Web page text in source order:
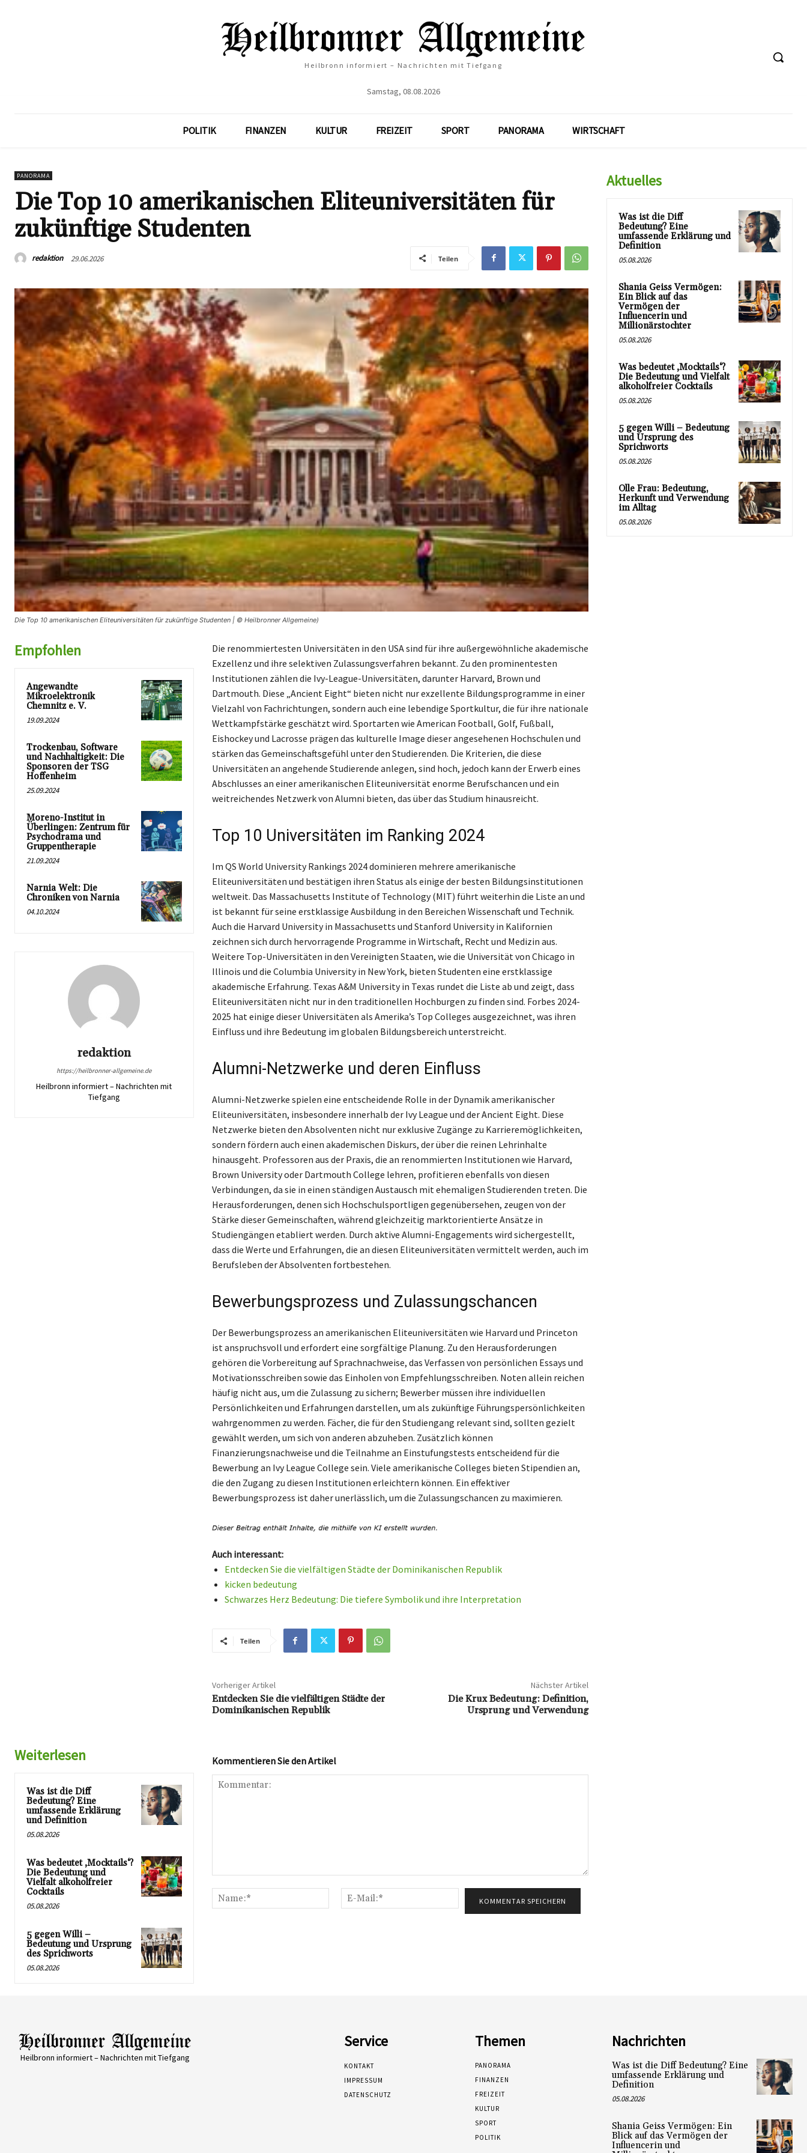
Heilbronn informiert – Nachrichten mit Tiefgang
Samstag, 08.08.2026
POLITIK FINANZEN KULTUR FREIZEIT SPORT PANORAMA WIRTSCHAFT
PANORAMA
Die Top 10 amerikanischen Eliteuniversitäten für
zukünftige Studenten
redaktion 29.06.2026 Teilen
Die Top 10 amerikanischen Eliteuniversitäten für zukünftige Studenten | © Heilbronner Allgemeine)
Empfohlen
Angewandte
Mikroelektronik
Chemnitz e. V.
19.09.2024
Trockenbau, Software
und Nachhaltigkeit: Die
Sponsoren der TSG
Hoffenheim
25.09.2024
Moreno-Institut in
Überlingen: Zentrum für
Psychodrama und
Gruppentherapie
21.09.2024
Narnia Welt: Die
Chroniken von Narnia
04.10.2024
redaktion
https://heilbronner-allgemeine.de
Heilbronn informiert – Nachrichten mit
Tiefgang
Die renommiertesten Universitäten in den USA sind für ihre außergewöhnliche akademische
Exzellenz und ihre selektiven Zulassungsverfahren bekannt. Zu den prominentesten
Institutionen zählen die Ivy-League-Universitäten, darunter Harvard, Brown und
Dartmouth. Diese „Ancient Eight“ bieten nicht nur exzellente Bildungsprogramme in einer
Vielzahl von Fachrichtungen, sondern auch eine lebendige Sportkultur, die für ihre nationale
Wettkampfstärke geschätzt wird. Sportarten wie American Football, Golf, Fußball,
Eishockey und Lacrosse prägen das kulturelle Image dieser angesehenen Hochschulen und
stärken das Gemeinschaftsgefühl unter den Studierenden. Die Kriterien, die diese
Universitäten an angehende Studierende anlegen, sind hoch, jedoch kann der Erwerb eines
Abschlusses an einer amerikanischen Eliteuniversität enorme Berufschancen und ein
weitreichendes Netzwerk von Alumni bieten, das über das Studium hinausreicht.
Top 10 Universitäten im Ranking 2024
Im QS World University Rankings 2024 dominieren mehrere amerikanische
Eliteuniversitäten und bestätigen ihren Status als einige der besten Bildungsinstitutionen
weltweit. Das Massachusetts Institute of Technology (MIT) führt weiterhin die Liste an und
ist bekannt für seine erstklassige Ausbildung in den Bereichen Wissenschaft und Technik.
Auch die Harvard University in Massachusetts und Stanford University in Kalifornien
zeichnen sich durch hervorragende Programme in Wirtschaft, Recht und Medizin aus.
Weitere Top-Universitäten in den Vereinigten Staaten, wie die Universität von Chicago in
Illinois und die Columbia University in New York, bieten Studenten eine erstklassige
akademische Erfahrung. Texas A&M University in Texas rundet die Liste ab und zeigt, dass
Eliteuniversitäten nicht nur in den traditionellen Hochburgen zu finden sind. Forbes 2024-
2025 hat einige dieser Universitäten als Amerika’s Top Colleges ausgezeichnet, was ihren
Einfluss und ihre Bedeutung im globalen Bildungsbereich unterstreicht.
Alumni-Netzwerke und deren Einfluss
Alumni-Netzwerke spielen eine entscheidende Rolle in der Dynamik amerikanischer
Eliteuniversitäten, insbesondere innerhalb der Ivy League und der Ancient Eight. Diese
Netzwerke bieten den Absolventen nicht nur exklusive Zugänge zu Karrieremöglichkeiten,
sondern fördern auch einen akademischen Diskurs, der über die reinen Lehrinhalte
hinausgeht. Professoren aus der Praxis, die an renommierten Institutionen wie Harvard,
Brown University oder Dartmouth College lehren, profitieren ebenfalls von diesen
Verbindungen, da sie in einen ständigen Austausch mit ehemaligen Studierenden treten. Die
Herausforderungen, denen sich Hochschulsportligen gegenübersehen, zeugen von der
Stärke dieser Gemeinschaften, während gleichzeitig marktorientierte Ansätze in
Studiengängen etabliert werden. Durch aktive Alumni-Engagements wird sichergestellt,
dass die Werte und Erfahrungen, die an diesen Eliteuniversitäten vermittelt werden, auch im
Berufsleben der Absolventen fortbestehen.
Bewerbungsprozess und Zulassungschancen
Der Bewerbungsprozess an amerikanischen Eliteuniversitäten wie Harvard und Princeton
ist anspruchsvoll und erfordert eine sorgfältige Planung. Zu den Herausforderungen
gehören die Vorbereitung auf Sprachnachweise, das Verfassen von persönlichen Essays und
Motivationsschreiben sowie das Einholen von Empfehlungsschreiben. Noten allein reichen
häufig nicht aus, um die Zulassung zu sichern; Bewerber müssen ihre individuellen
Persönlichkeiten und Erfahrungen darstellen, um als zukünftige Führungspersönlichkeiten
wahrgenommen zu werden. Fächer, die für den Studiengang relevant sind, sollten gezielt
gewählt werden, um sich von anderen abzuheben. Zusätzlich können
Finanzierungsnachweise und die Teilnahme an Einstufungstests entscheidend für die
Bewerbung an Ivy League College sein. Viele amerikanische Colleges bieten Stipendien an,
die den Zugang zu diesen Institutionen erleichtern können. Ein effektiver
Bewerbungsprozess ist daher unerlässlich, um die Zulassungschancen zu maximieren.
Auch interessant:
Entdecken Sie die vielfältigen Städte der Dominikanischen Republik
kicken bedeutung
Schwarzes Herz Bedeutung: Die tiefere Symbolik und ihre Interpretation
Teilen
Vorheriger Artikel
Entdecken Sie die vielfältigen Städte der
Dominikanischen Republik
Nächster Artikel
Die Krux Bedeutung: Definition,
Ursprung und Verwendung
Weiterlesen
Was ist die Diff
Bedeutung? Eine
umfassende Erklärung
und Definition
05.08.2026
Was bedeutet ‚Mocktails‘?
Die Bedeutung und
Vielfalt alkoholfreier
Cocktails
05.08.2026
5 gegen Willi –
Bedeutung und Ursprung
des Sprichworts
05.08.2026
Kommentieren Sie den Artikel
Name:*
Mail:*
Aktuelles
Was ist die Diff
Bedeutung? Eine
umfassende Erklärung und
Definition
05.08.2026
Shania Geiss Vermögen:
Ein Blick auf das
Vermögen der
Influencerin und
Millionärstochter
05.08.2026
Was bedeutet ‚Mocktails‘?
Die Bedeutung und Vielfalt
alkoholfreier Cocktails
05.08.2026
5 gegen Willi – Bedeutung
und Ursprung des
Sprichworts
05.08.2026
Olle Frau: Bedeutung,
Herkunft und Verwendung
im Alltag
05.08.2026
Heilbronn informiert – Nachrichten mit Tiefgang
Service
KONTAKT
IMPRESSUM
DATENSCHUTZ
Themen
PANORAMA
FINANZEN
FREIZEIT
KULTUR
SPORT
POLITIK
Nachrichten
Was ist die Diff Bedeutung? Eine
umfassende Erklärung und
Definition
05.08.2026
Shania Geiss Vermögen: Ein
Blick auf das Vermögen der
Influencerin und